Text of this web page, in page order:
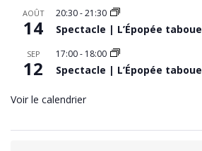
AOÛT
14
20:30-21:30
Spectacle | L’Épopée taboue
SEP
12
17:00- 18:00
Spectacle | L’Épopée taboue
Voir le calendrier